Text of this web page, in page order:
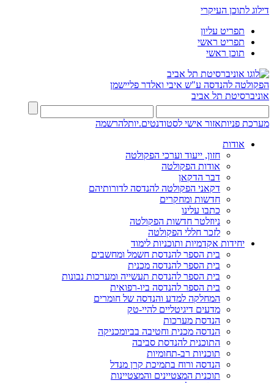
דילוג לתוכן העיקרי
תפריט עליון
תפריט ראשי
תוכן ראשי
הפקולטה להנדסה ע"ש איבי ואלדר פליישמן
אוניברסיטת תל אביב
מערכת פניותאזור אישי לסטודנטים.יותלהרשמה
אודות
חזון, ייעוד וערכי הפקולטה
אודות הפקולטה
דבר הדקאן
דקאני הפקולטה להנדסה לדורותיהם
חדשות ומחקרים
כתבו עלינו
ניוזלטר חדשות הפקולטה
לזכר חללי הפקולטה
יחידות אקדמיות ותוכניות לימוד
בית הספר להנדסת חשמל ומחשבים
בית הספר להנדסה מכנית
בית הספר להנדסת תעשייה ומערכות נבונות
בית הספר להנדסה ביו-רפואית
המחלקה למדע והנדסה של חומרים
מדעים דיגיטליים להיי-טק
הנדסת מערכות
הנדסה מכנית וחטיבה בביומכניקה
התוכנית להנדסת סביבה
תוכניות רב-תחומיות
הנדסה ורוח בתמיכת קרן מנדל
תוכנית המצטיינים והמצטיינות